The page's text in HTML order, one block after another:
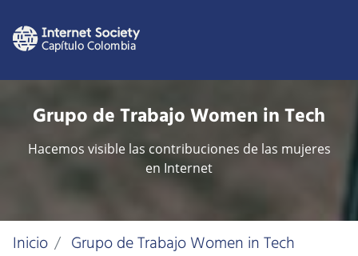
Grupo de Trabajo Women in Tech
Hacemos visible las contribuciones de las mujeres
en Internet
Inicio Grupo de Trabajo Women in Tech